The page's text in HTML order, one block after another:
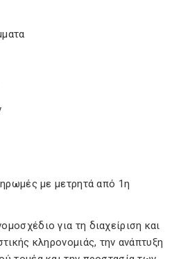
με μετρητά από 1η
για τη διαχείριση και
κληρονομιάς, την ανάπτυξη